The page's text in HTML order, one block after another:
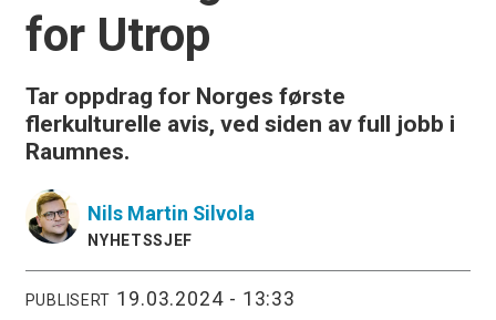
for Utrop
Tar oppdrag for Norges første
flerkulturelle avis, ved siden av full jobb i
Raumnes.
Nils Martin Silvola
NYHETSSJEF
PUBLISERT 19.03.2024 - 13:33